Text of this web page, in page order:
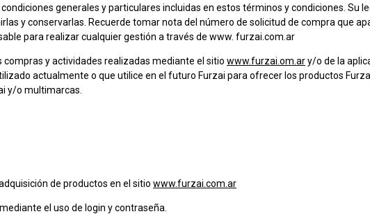
generales y particulares incluidas en estos términos y condiciones. Su
y conservarlas. Recuerde tomar nota del número de solicitud de compra que
para realizar cualquier gestión a través de www. furzai.com.ar
compras y actividades realizadas mediante el sitio www.furzai.om.ary/o de la
actualmente o que utilice en el futuro Furzai para ofrecer los productos
y/o multimarcas.
de productos en el sitio www.furzai.com.ar
el uso de login y contraseña.